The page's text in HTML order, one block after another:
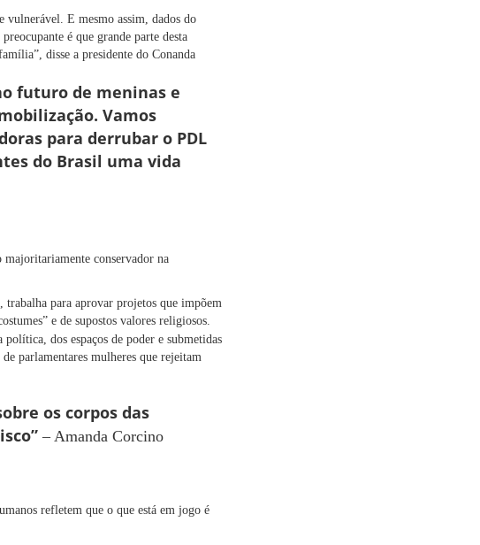
vulnerável. E mesmo assim, dados do
é que grande parte desta
disse a presidente do Conanda
futuro de meninas e
Vamos
para derrubar o PDL
do Brasil uma vida
majoritariamente conservador na
para aprovar projetos que impõem
e de supostos valores religiosos.
política, dos espaços de poder e submetidas
parlamentares mulheres que rejeitam
os corpos das
– Amanda Corcino
refletem que o que está em jogo é